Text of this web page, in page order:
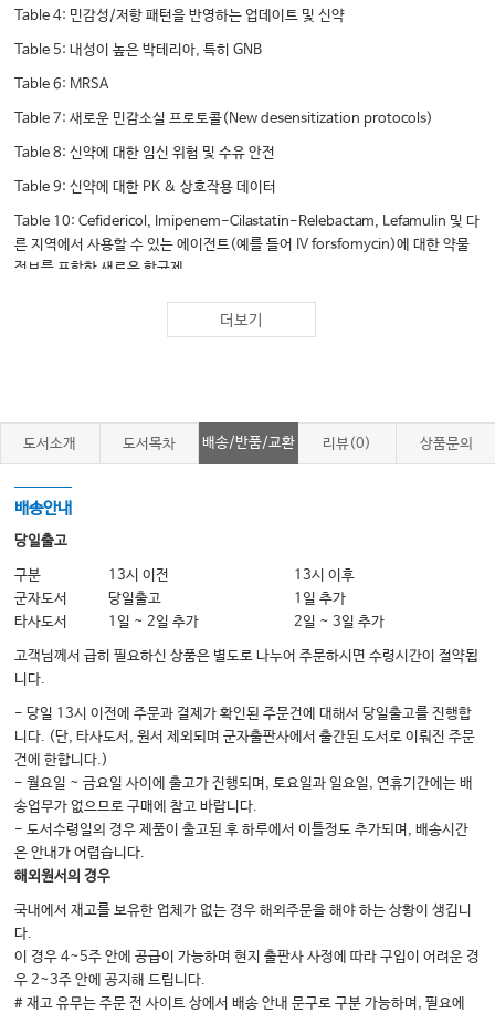
Table 4: 민감성/저항 패턴을 반영하는 업데이트 및 신약
Table 5: 내성이 높은 박테리아, 특히 GNB
Table 6: MRSA
Table 7: 새로운 민감소실 프로토콜(New desensitization protocols)
Table 8: 신약에 대한 임신 위험 및 수유 안전
Table 9: 신약에 대한 PK & 상호작용 데이터
Table 10: Cefidericol, Imipenem-Cilastatin-Relebactam, Lefamulin 및 다
른 지역에서 사용할 수 있는 에이전트(예를 들어 IV forsfomycin)에 대한 약물
정보를 포함한 새로운 항균제
Table 11: Candida auris를 포함한 업데이트된 권장사항
Table 12: MDR 결핵균(MDR tuberculosis) 및 비결핵 미코박테리아(non-
Table 14: 아데노바이러스, 코로나바이러스(2019-nCoV), 에볼라, 엡스타
– 새로운 ARV
Table 15: 수술 예방법
Table 16: 신약 및 기존 약에 대한 소아용 투여 업데이트
Table 17: 신약 및 일부 기존 약에 대한 신장 손상 조정, 업데이트된 비만 투여
더보기
도서소개 도서목차 배송/반품/교환 리뷰(0) 상품문의
배송안내
당일출고
구분 13시 이전
13시 이후
군자도서
당일출고
1일 추가
타사도서
1일 ~ 2일 추가 2일 ~ 3일 추가
고객님께서 급히 필요하신 상품은 별도로 나누어 주문하시면 수령시간이 절약됩
니다.
- 당일 13시 이전에 주문과 결제가 확인된 주문건에 대해서 당일출고를 진행합
니다. (단, 타사도서, 원서 제외되며 군자출판사에서 출간된 도서로 이뤄진 주문
건에 한합니다.)
- 월요일 ~ 금요일 사이에 출고가 진행되며, 토요일과 일요일, 연휴기간에는 배
송업무가 없으므로 구매에 참고 바랍니다.
- 도서수령일의 경우 제품이 출고된 후 하루에서 이틀정도 추가되며, 배송시간
은 안내가 어렵습니다.
해외원서의 경우
국내에서 재고를 보유한 업체가 없는 경우 해외주문을 해야 하는 상황이 생깁니
다.
이 경우 4~5주 안에 공급이 가능하며 현지 출판사 사정에 따라 구입이 어려운 경
우 2~3주 안에 공지해 드립니다.
# 재고 유무는 주문 전 사이트 상에서 배송 안내 문구로 구분 가능하며, 필요에